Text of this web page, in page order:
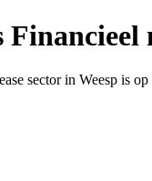
sector in Weesp is